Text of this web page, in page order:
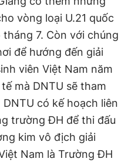
vòng loại U.21 quốc
7. Còn với chúng
để hướng đến giải
viên Việt Nam năm
mà DNTU sẽ tham
có kế hoạch liên
trường ĐH để thi đấu
kim vô địch giải
Nam là Trường ĐH